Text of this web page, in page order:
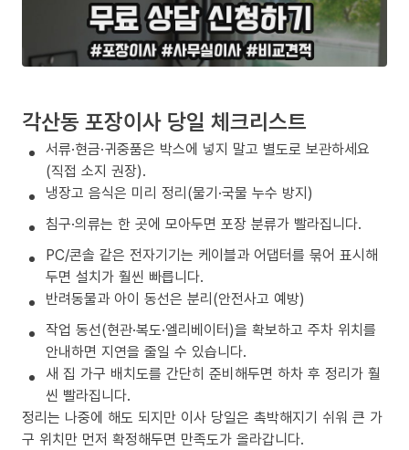
각산동 포장이사 당일 체크리스트
서류·현금·귀중품은 박스에 넣지 말고 별도로 보관하세요
(직접 소지 권장).
냉장고 음식은 미리 정리(물기·국물 누수 방지)
침구·의류는 한 곳에 모아두면 포장 분류가 빨라집니다.
PC/콘솔 같은 전자기기는 케이블과 어댑터를 묶어 표시해
두면 설치가 훨씬 빠릅니다.
반려동물과 아이 동선은 분리(안전사고 예방)
작업 동선(현관·복도·엘리베이터)을 확보하고 주차 위치를
안내하면 지연을 줄일 수 있습니다.
새 집 가구 배치도를 간단히 준비해두면 하차 후 정리가 훨
씬 빨라집니다.
정리는 나중에 해도 되지만 이사 당일은 촉박해지기 쉬워 큰 가
구 위치만 먼저 확정해두면 만족도가 올라갑니다.